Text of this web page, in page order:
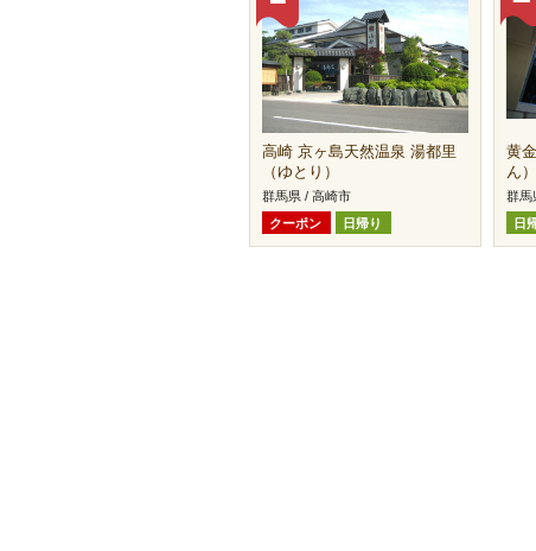
高崎 京ヶ島天然温泉 湯都里
（ゆとり）
群馬県 / 高崎市
クーポン
日帰り
黄
ん
群馬
日